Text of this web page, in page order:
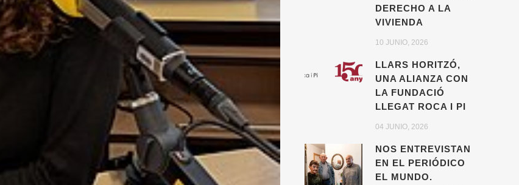
DERECHO A LA
VIVIENDA
10 JUNIO, 2026
LLARS HORITZÓ,
UNA ALIANZA CON
LA FUNDACIÓ
LLEGAT ROCA I PI
04 JUNIO, 2026
NOS ENTREVISTAN
EN EL PERIÓDICO
EL MUNDO.